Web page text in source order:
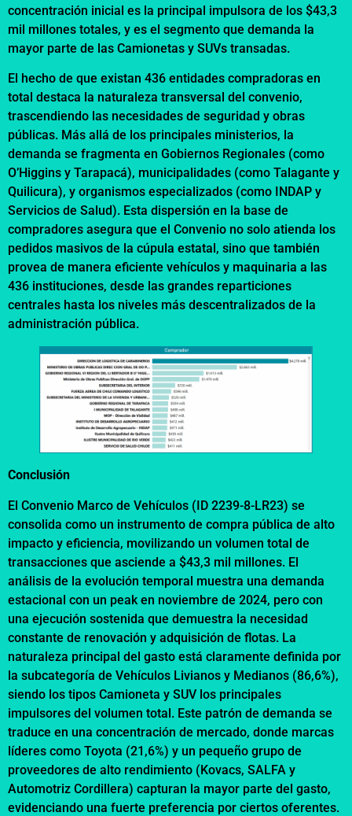
concentración inicial es la principal impulsora de los $43,3
mil millones totales, y es el segmento que demanda la
mayor parte de las Camionetas y SUVs transadas.
El hecho de que existan 436 entidades compradoras en
total destaca la naturaleza transversal del convenio,
trascendiendo las necesidades de seguridad y obras
públicas. Más allá de los principales ministerios, la
demanda se fragmenta en Gobiernos Regionales (como
O’Higgins y Tarapacá), municipalidades (como Talagante y
Quilicura), y organismos especializados (como INDAP y
Servicios de Salud). Esta dispersión en la base de
compradores asegura que el Convenio no solo atienda los
pedidos masivos de la cúpula estatal, sino que también
provea de manera eficiente vehículos y maquinaria a las
436 instituciones, desde las grandes reparticiones
centrales hasta los niveles más descentralizados de la
administración pública.
Conclusión
El Convenio Marco de Vehículos (ID 2239-8-LR23) se
consolida como un instrumento de compra pública de alto
impacto y eficiencia, movilizando un volumen total de
transacciones que asciende a $43,3 mil millones. El
análisis de la evolución temporal muestra una demanda
estacional con un peak en noviembre de 2024, pero con
una ejecución sostenida que demuestra la necesidad
constante de renovación y adquisición de flotas. La
naturaleza principal del gasto está claramente definida por
la subcategoría de Vehículos Livianos y Medianos (86,6%),
siendo los tipos Camioneta y SUV los principales
impulsores del volumen total. Este patrón de demanda se
traduce en una concentración de mercado, donde marcas
líderes como Toyota (21,6%) y un pequeño grupo de
proveedores de alto rendimiento (Kovacs, SALFA y
Automotriz Cordillera) capturan la mayor parte del gasto,
evidenciando una fuerte preferencia por ciertos oferentes.